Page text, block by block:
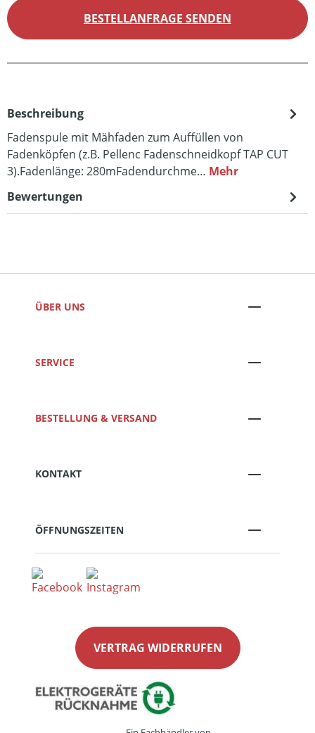
BESTELLANFRAGE SENDEN
Beschreibung
Fadenspule mit Mähfaden zum Auffüllen von
Fadenköpfen (z.B. Pellenc Fadenschneidkopf TAP CUT
3).Fadenlänge: 280mFadendurchme… Mehr
Bewertungen
ÜBER UNS
SERVICE
BESTELLUNG & VERSAND
KONTAKT
ÖFFNUNGSZEITEN
VERTRAG WIDERRUFEN